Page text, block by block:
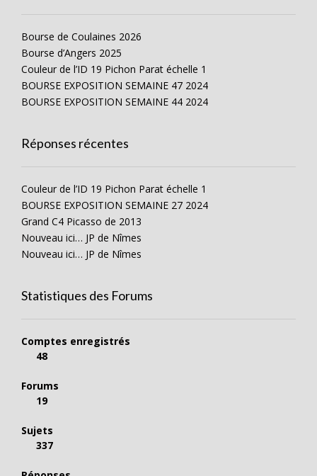
Bourse de Coulaines 2026
Bourse d’Angers 2025
Couleur de l’ID 19 Pichon Parat échelle 1
BOURSE EXPOSITION SEMAINE 47 2024
BOURSE EXPOSITION SEMAINE 44 2024
Réponses récentes
Couleur de l’ID 19 Pichon Parat échelle 1
BOURSE EXPOSITION SEMAINE 27 2024
Grand C4 Picasso de 2013
Nouveau ici… JP de Nîmes
Nouveau ici… JP de Nîmes
Statistiques des Forums
Comptes enregistrés
48
Forums
19
Sujets
337